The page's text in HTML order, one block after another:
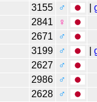
3155 ♂ |
2841
♀
2671
♂
3199 ♂ |
2627
♂
2986
♂
2628
♂